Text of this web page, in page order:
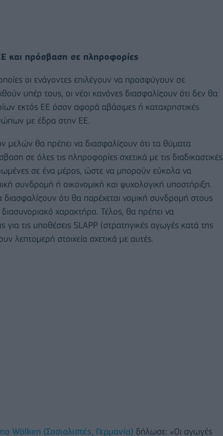
και πρόσβαση σε πληροφορίες
οι ενάγοντες επιλέγουν να προσφύγουν σε
υπέρ τους, οι νέοι κανόνες διασφαλίζουν ότι δεν θα
εκτός ΕΕ όσον αφορά αβάσιμες ή καταχρηστικές
με έδρα στην ΕΕ.
μελών θα πρέπει να διασφαλίζουν ότι τα θύματα
σε όλες τις πληροφορίες σχετικά με τις διαδικαστικές
σε ένα μέρος, ώστε να μπορούν εύκολα να
συνδρομή ή οικονομική και ψυχολογική υποστήριξη.
ότι θα παρέχεται νομική συνδρομή στους
διασυνοριακό χαρακτήρα. Τέλος, θα πρέπει να
για τις υποθέσεις SLAPP (στρατηγικές αγωγές κατά της
λεπτομερή στοιχεία σχετικά με αυτές.
Wölken (Σοσιαλιστές, Γερμανία) δήλωσε: «Οι αγωγές